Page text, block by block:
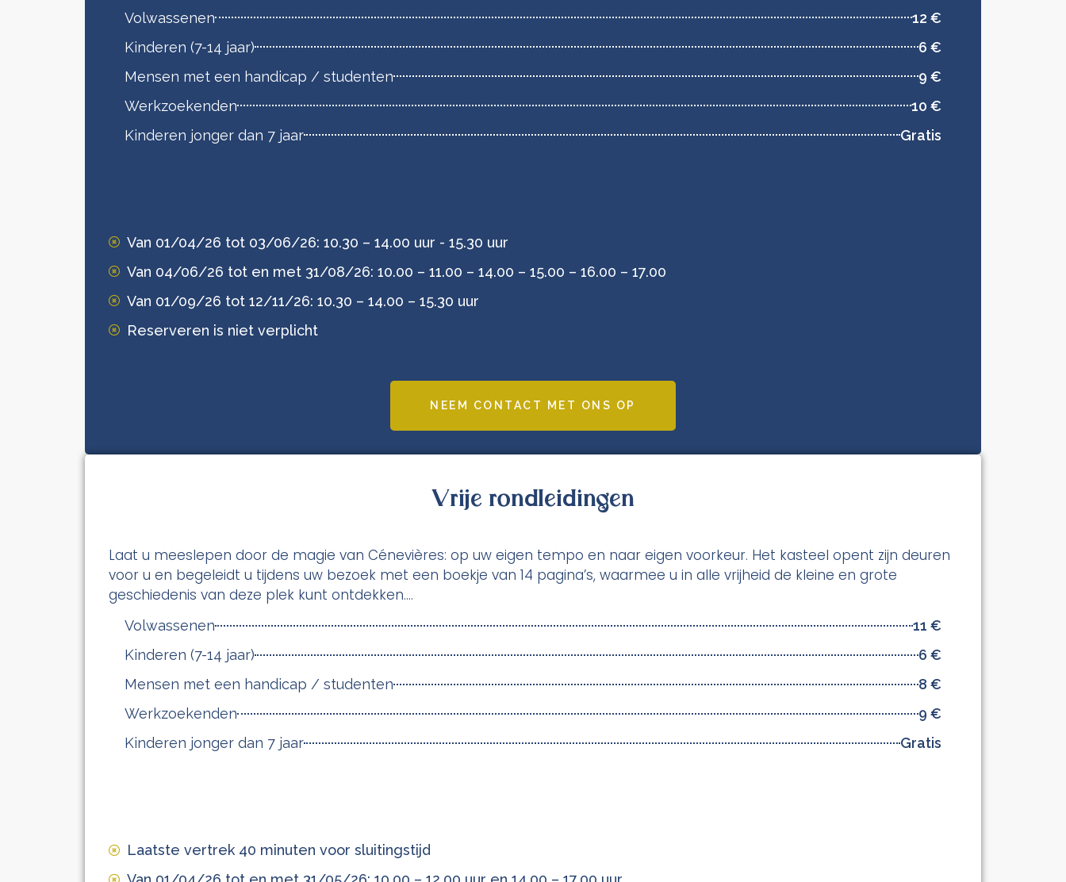
Volwassenen
12 €
Kinderen (7-14 jaar)
6 €
Mensen met een handicap / studenten
9 €
Werkzoekenden
10 €
Kinderen jonger dan 7 jaar
Gratis
Van 01/04/26 tot 03/06/26: 10.30 – 14.00 uur - 15.30 uur
Van 04/06/26 tot en met 31/08/26: 10.00 – 11.00 – 14.00 – 15.00 – 16.00 – 17.00
Van 01/09/26 tot 12/11/26: 10.30 – 14.00 – 15.30 uur
Reserveren is niet verplicht
NEEM CONTACT MET ONS OP
Vrije rondleidingen
Laat u meeslepen door de magie van Cénevières: op uw eigen tempo en naar eigen voorkeur. Het kasteel opent zijn deuren
voor u en begeleidt u tijdens uw bezoek met een boekje van 14 pagina’s, waarmee u in alle vrijheid de kleine en grote
geschiedenis van deze plek kunt ontdekken….
Volwassenen
11 €
Kinderen (7-14 jaar)
6 €
Mensen met een handicap / studenten
8 €
Werkzoekenden
9 €
Kinderen jonger dan 7 jaar
Gratis
Laatste vertrek 40 minuten voor sluitingstijd